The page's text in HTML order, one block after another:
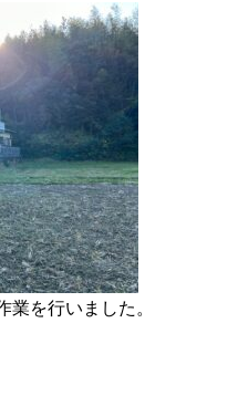
を行いました。